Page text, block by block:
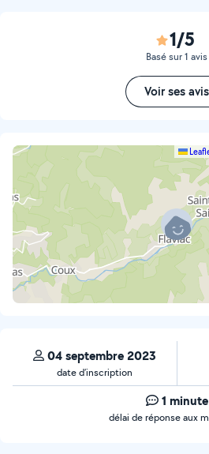
1/5
Basé sur 1 avis
Voir ses avis
04 septembre 2023
date d’inscription
1 minute
délai de réponse aux